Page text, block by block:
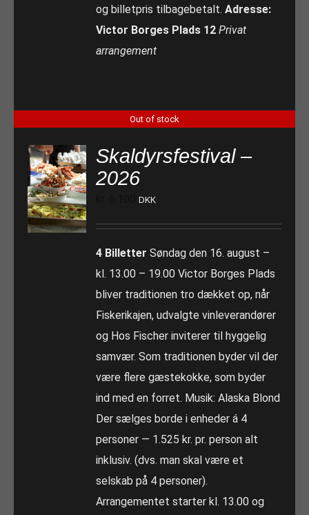
og billetpris tilbagebetalt.Adresse:
Victor Borges Plads 12 Privat
arrangement
Out of stock
Skaldyrsfestival –
2026
DKK
4 Billetter Søndag den 16. august –
kl. 13.00 – 19.00 Victor Borges Plads
bliver traditionen tro dækket op, når
Fiskerikajen, udvalgte vinleverandører
og Hos Fischer inviterer til hyggelig
samvær. Som traditionen byder vil der
være flere gæstekokke, som byder
ind med en forret. Musik: Alaska Blond
Der sælges borde i enheder á 4
personer — 1.525 kr. pr. person alt
inklusiv. (dvs. man skal være et
selskab på 4 personer).
Arrangementet starter kl. 13.00 og